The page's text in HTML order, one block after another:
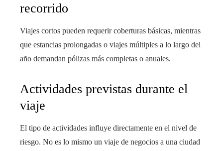
recorrido
Viajes cortos pueden requerir coberturas básicas, mientras
que estancias prolongadas o viajes múltiples a lo largo del
año demandan pólizas más completas o anuales.
Actividades previstas durante el
viaje
El tipo de actividades influye directamente en el nivel de
riesgo. No es lo mismo un viaje de negocios a una ciudad